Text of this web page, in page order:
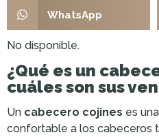
WhatsApp
No disponible.
¿Qué es un
cuáles son sus
Un cabecero cojines es
confortable a los cabeceros